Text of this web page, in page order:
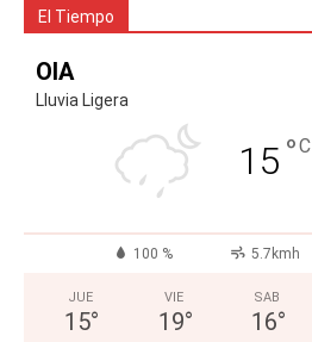
El Tiempo
OIA
Lluvia Ligera
15 °C
100 % 5.7kmh
JUE
15°
VIE
19°
SAB
16°